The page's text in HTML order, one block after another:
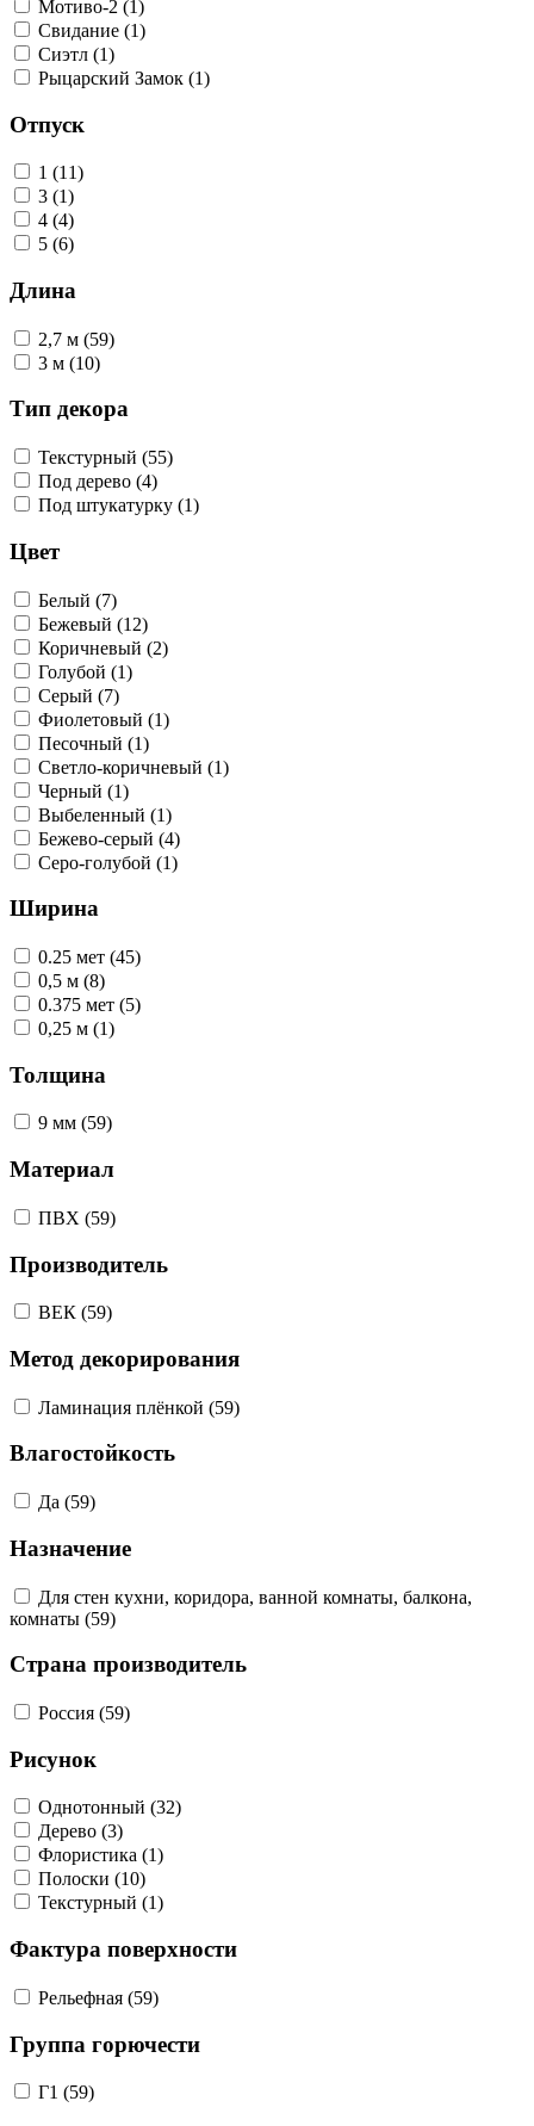
Мотиво-2 (1)
Свидание (1)
Сиэтл (1)
Рыцарский Замок (1)
Отпуск
1 (11)
3 (1)
4 (4)
5 (6)
Длина
2,7 м (59)
3 м (10)
Тип декора
Текстурный (55)
Под дерево (4)
Под штукатурку (1)
Цвет
Белый (7)
Бежевый (12)
Коричневый (2)
Голубой (1)
Серый (7)
Фиолетовый (1)
Песочный (1)
Светло-коричневый (1)
Черный (1)
Выбеленный (1)
Бежево-серый (4)
Серо-голубой (1)
Ширина
0.25 мет (45)
0,5 м (8)
0.375 мет (5)
0,25 м (1)
Толщина
9 мм (59)
Материал
ПВХ (59)
Производитель
ВЕК (59)
Метод декорирования
Ламинация плёнкой (59)
Влагостойкость
Да (59)
Назначение
Для стен кухни, коридора, ванной комнаты, балкона,
комнаты (59)
Страна производитель
Россия (59)
Рисунок
Однотонный (32)
Дерево (3)
Флористика (1)
Полоски (10)
Текстурный (1)
Фактура поверхности
Рельефная (59)
Группа горючести
Г1 (59)